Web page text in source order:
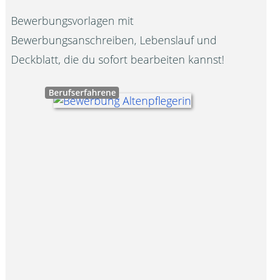
Bewerbungsvorlagen mit
Bewerbungsanschreiben, Lebenslauf und
Deckblatt, die du sofort bearbeiten kannst!
Berufserfahrene